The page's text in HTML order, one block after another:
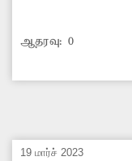
பகுதியில்
இதனால்
ஏற்பட்டுள்ளது.
மருந்து
ஆதரவு: 0
19 மார்ச் 2023